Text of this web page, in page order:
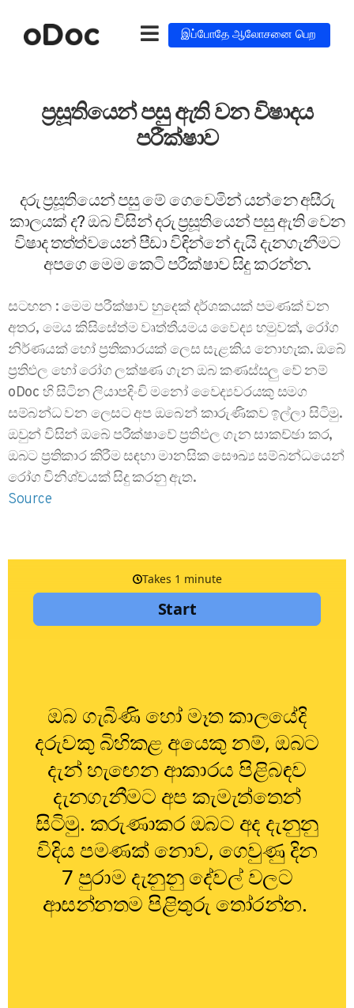
இப்போதே ஆலோசனை பெற
ප්‍රසූතියෙන් පසු ඇති වන විෂාදය
පරීක්ෂාව
දරු ප්‍රසූතියෙන් පසු මේ ගෙවෙමින් යන්නෙ අසීරු
කාලයක් ද? ඔබ විසින් දරු ප්‍රසූතියෙන් පසු ඇති වෙන
විෂාද තත්ත්වයෙන් පීඩා විඳින්නේ දැයි දැනගැනීමට
අපගෙ මෙම කෙටි පරීක්ෂාව සිදු කරන්න.
සටහන : මෙම පරීක්ෂාව හුදෙක් දර්ශකයක් පමණක් වන
අතර, මෙය කිසිසේත්ම වෘත්තීයමය වෛද්‍ය හමුවක්, රෝග
නිර්ණයක් හෝ ප්‍රතිකාරයක් ලෙස සැළකිය නොහැක. ඔබේ
ප්‍රතිඵල හෝ රෝග ලක්ෂණ ගැන ඔබ කණස්සලු වේ නම්
oDoc හි සිටින ලියාපදිංචි මනෝ වෛද්‍යවරයකු සමග
සම්බන්ධ වන ලෙසට අප ඔබෙන් කාරුණිකව ඉල්ලා සිටිමු.
ඔවුන් විසින් ඔබේ පරීක්ෂාවේ ප්‍රතිඵල ගැන සාකච්ඡා කර,
ඔබට ප්‍රතිකාර කිරීම සඳහා මානසික සෞඛ්‍ය සම්බන්ධයෙන්
රෝග විනිශ්චයක් සිදු කරනු ඇත.
Source